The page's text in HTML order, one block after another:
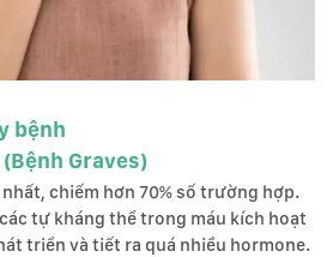
bệnh
Graves)
chiếm hơn 70% số trường hợp.
tự kháng thể trong máu kích hoạt
triển và tiết ra quá nhiều hormone.